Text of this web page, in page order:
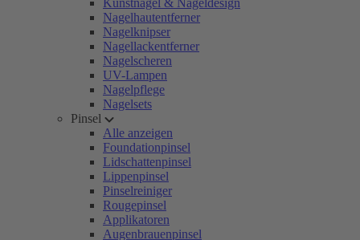
Kunstnägel & Nageldesign
Nagelhautentferner
Nagelknipser
Nagellackentferner
Nagelscheren
UV-Lampen
Nagelpflege
Nagelsets
Pinsel
Alle anzeigen
Foundationpinsel
Lidschattenpinsel
Lippenpinsel
Pinselreiniger
Rougepinsel
Applikatoren
Augenbrauenpinsel